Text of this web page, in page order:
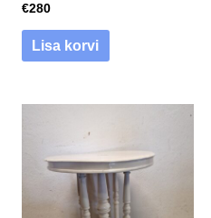
€280
Lisa korvi